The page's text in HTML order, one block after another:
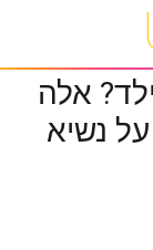
אלה
על נשיא